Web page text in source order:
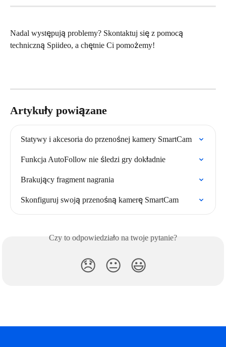
Nadal występują problemy? Skontaktuj się z pomocą
techniczną Spiideo, a chętnie Ci pomożemy!
Artykuły powiązane
Statywy i akcesoria do przenośnej kamery SmartCam
Funkcja AutoFollow nie śledzi gry dokładnie
Brakujący fragment nagrania
Skonfiguruj swoją przenośną kamerę SmartCam
Czy to odpowiedziało na twoje pytanie?
😞 😐 😃